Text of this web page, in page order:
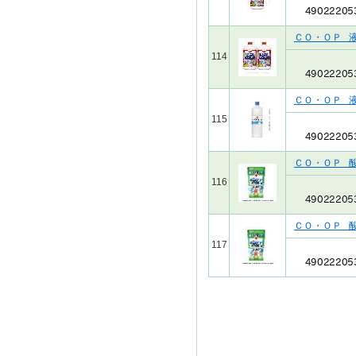
114
ＣＯ・ＯＰ
115
ＣＯ・ＯＰ
116
ＣＯ・ＯＰ
117
ＣＯ・ＯＰ